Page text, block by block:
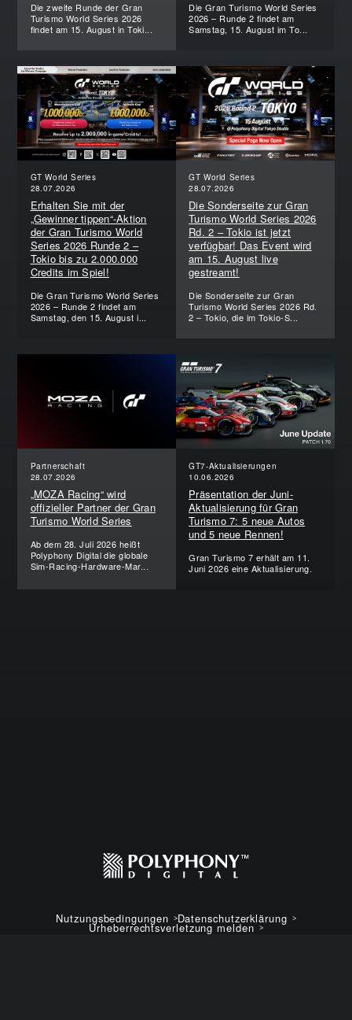
Die zweite Runde der Gran
Turismo World Series 2026
findet am 15. August in Toki...
Die Gran Turismo World Series
2026 – Runde 2 findet am
Samstag, 15. August im To...
GT World Series
28.07.2026
Erhalten Sie mit der
„Gewinner tippen“-Aktion
der Gran Turismo World
Series 2026 Runde 2 –
Tokio bis zu 2.000.000
Credits im Spiel!
Die Gran Turismo World Series
2026 – Runde 2 findet am
Samstag, den 15. August i...
GT World Series
28.07.2026
Die Sonderseite zur Gran
Turismo World Series 2026
Rd. 2 – Tokio ist jetzt
verfügbar! Das Event wird
am 15. August live
gestreamt!
Die Sonderseite zur Gran
Turismo World Series 2026 Rd.
2 – Tokio, die im Tokio-S...
Partnerschaft
28.07.2026
„MOZA Racing“ wird
offizieller Partner der Gran
Turismo World Series
Ab dem 28. Juli 2026 heißt
Polyphony Digital die globale
Sim-Racing-Hardware-Mar...
GT7-Aktualisierungen
10.06.2026
Präsentation der Juni-
Aktualisierung für Gran
Turismo 7: 5 neue Autos
und 5 neue Rennen!
Gran Turismo 7 erhält am 11.
Juni 2026 eine Aktualisierung.
Nutzungsbedingungen Datenschutzerklärung
Urheberrechtsverletzung melden